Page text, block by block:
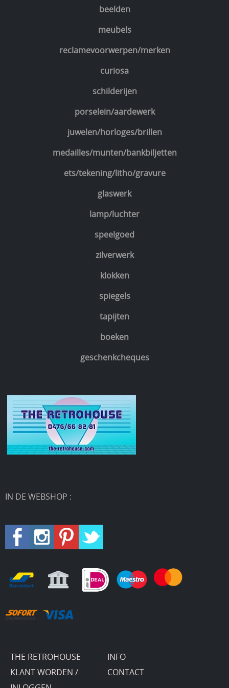
beelden
meubels
reclamevoorwerpen/merken
curiosa
schilderijen
porselein/aardewerk
juwelen/horloges/brillen
medailles/munten/bankbiljetten
ets/tekening/litho/gravure
glaswerk
lamp/luchter
speelgoed
zilverwerk
klokken
spiegels
tapijten
boeken
geschenkcheques
IN DE WEBSHOP :
THE RETROHOUSE
INFO
KLANT WORDEN /
CONTACT